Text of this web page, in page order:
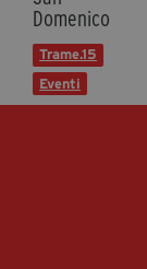
Domenico
Trame.15
Eventi